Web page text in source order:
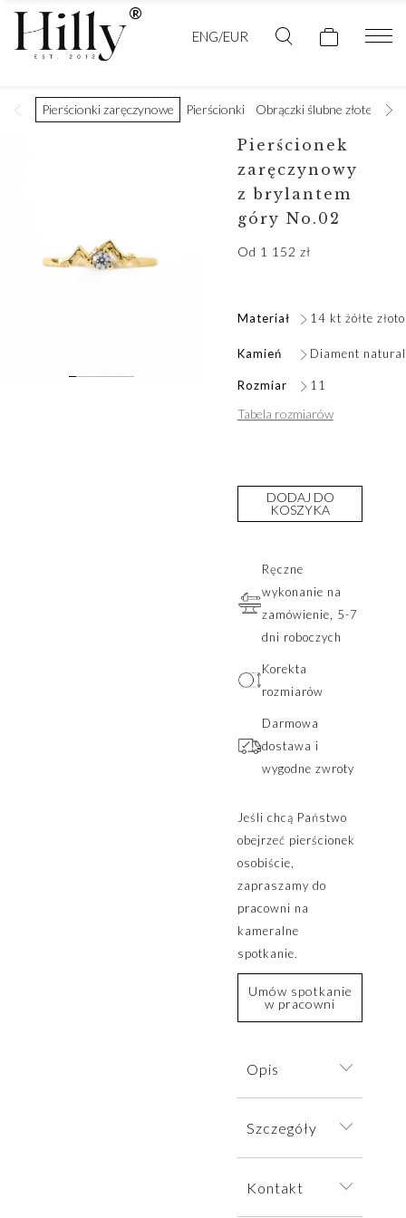
ENG/EUR
Pierścionki zaręczynowe Pierścionki Obrączki ślubne złote
Pierścionek
zaręczynowy
z brylantem
góry No.02
Od 1 152 zł
Materiał 14 kt żółte złoto
Kamień Diament
Rozmiar 11
Tabela rozmiarów
DODAJ DO
KOSZYKA
Ręczne
wykonanie na
zamówienie, 5-7
dni roboczych
Korekta
rozmiarów
Darmowa
dostawa i
wygodne zwroty
Jeśli chcą Państwo
obejrzeć pierścionek
osobiście,
zapraszamy do
pracowni na
kameralne
spotkanie.
Umów spotkanie
w pracowni
Opis
pierścionek
zaręczynowy
zdobiony
Szczegóły
Kontakt